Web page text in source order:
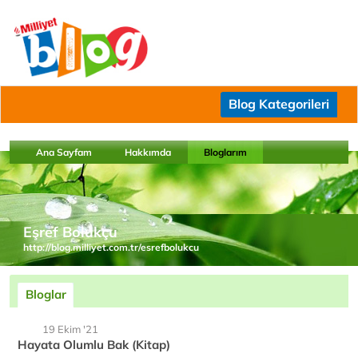
Blog Kategorileri
Ana Sayfam Hakkımda Bloglarım
Eşref Bolukçu
http://blog.milliyet.com.tr/esrefbolukcu
Bloglar
19 Ekim '21
Hayata Olumlu Bak (Kitap)